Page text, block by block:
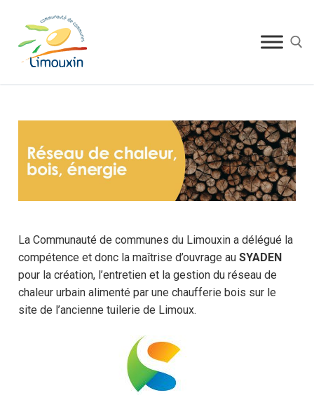
La Communauté de communes du Limouxin a délégué la
compétence et donc la maîtrise d’ouvrage au SYADEN
pour la création, l’entretien et la gestion du réseau de
chaleur urbain alimenté par une chaufferie bois sur le
site de l’ancienne tuilerie de Limoux.